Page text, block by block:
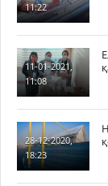
11:22
11-01-2021,
11:08
28-12-2020,
18:23